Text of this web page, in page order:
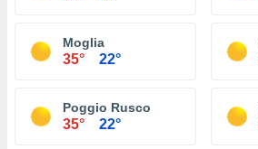
Moglia
35° 22°
Poggio Rusco
35° 22°